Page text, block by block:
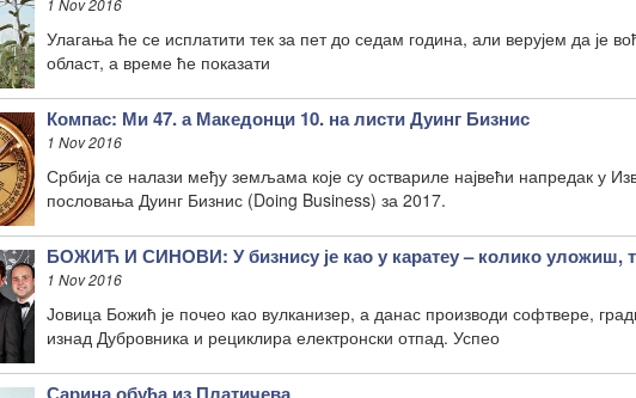
1 Nov 2016
Улагања ће се исплатити тек за пет до седам година, али верујем да је
област, а време ће показати
Компас: Ми 47. а Македонци 10. на листи Дуинг Бизнис
1 Nov 2016
Србија се налази међу земљама које су оствариле највећи напредак у
пословања Дуинг Бизнис (Doing Business) за 2017.
БОЖИЋ И СИНОВИ: У бизнису је као у каратеу – колико уложиш,
1 Nov 2016
Јовица Божић је почео као вулканизер, а данас производи софтвере,
изнад Дубровника и рециклира електронски отпад. Успео